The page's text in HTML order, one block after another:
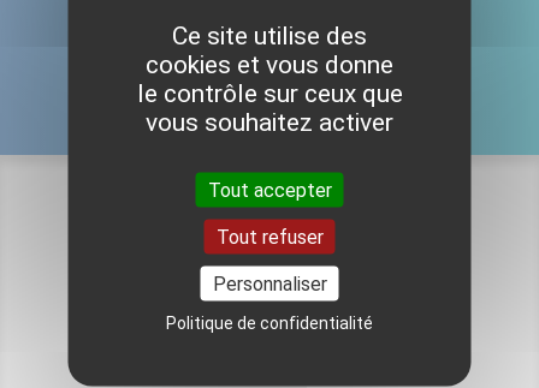
régional ?
CONTACTEZ-NOUS
Pour aller plus loin
VOIR TOUS LES ÉVÉNEMENTS
Ce site utilise des
cookies et vous donne
le contrôle sur ceux que
vous souhaitez activer
Tout accepter
Tout refuser
Personnaliser
Politique de confidentialité